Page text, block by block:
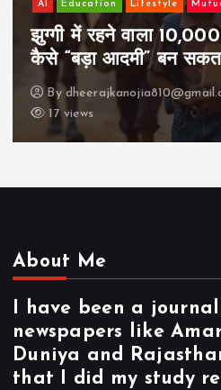
AI Education Lifestyle
झुग्गी में रहने वाला
कैसे “बड़ा आदमी” बन
By
17 views
About Me
I have been a
newspapers like
Duniya and
that I did my study